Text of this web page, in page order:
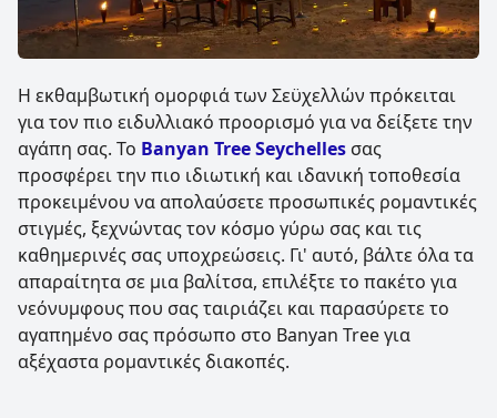
Η εκθαμβωτική ομορφιά των Σεϋχελλών πρόκειται
για τον πιο ειδυλλιακό προορισμό για να δείξετε την
αγάπη σας. Το Banyan Tree Seychelles σας
προσφέρει την πιο ιδιωτική και ιδανική τοποθεσία
προκειμένου να απολαύσετε προσωπικές ρομαντικές
στιγμές, ξεχνώντας τον κόσμο γύρω σας και τις
καθημερινές σας υποχρεώσεις. Γι' αυτό, βάλτε όλα τα
απαραίτητα σε μια βαλίτσα, επιλέξτε το πακέτο για
νεόνυμφους που σας ταιριάζει και παρασύρετε το
αγαπημένο σας πρόσωπο στο Banyan Tree για
αξέχαστα ρομαντικές διακοπές.